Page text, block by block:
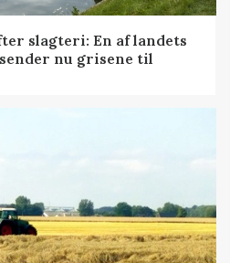
slagteri: En af landets
nu grisene til